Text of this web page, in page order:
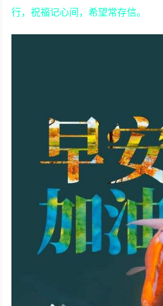
行，祝福记心间，希望常存信。